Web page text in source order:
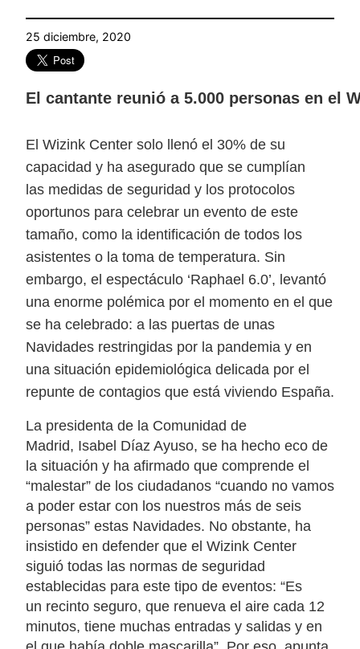
25 diciembre, 2020
El cantante reunió a 5.000 personas en el
El Wizink Center solo llenó el 30% de su
capacidad y ha asegurado que se cumplían
las medidas de seguridad y los protocolos
oportunos para celebrar un evento de este
tamaño, como la identificación de todos los
asistentes o la toma de temperatura. Sin
embargo, el espectáculo ‘Raphael 6.0’, levantó
una enorme polémica por el momento en el que
se ha celebrado: a las puertas de unas
Navidades restringidas por la pandemia y en
una situación epidemiológica delicada por el
repunte de contagios que está viviendo España.
La presidenta de la Comunidad de
Madrid, Isabel Díaz Ayuso, se ha hecho eco de
la situación y ha afirmado que comprende el
“malestar” de los ciudadanos “cuando no vamos
a poder estar con los nuestros más de seis
personas” estas Navidades. No obstante, ha
insistido en defender que el Wizink Center
siguió todas las normas de seguridad
establecidas para este tipo de eventos: “Es
un recinto seguro, que renueva el aire cada 12
minutos, tiene muchas entradas y salidas y en